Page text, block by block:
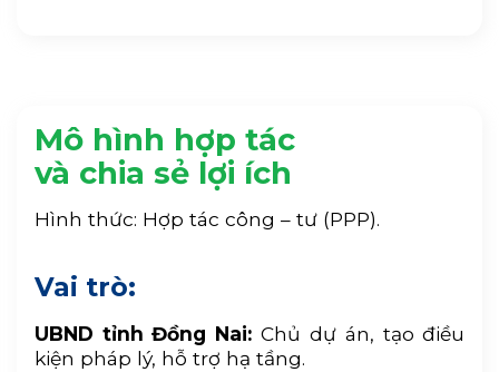
Mô hình hợp tác
và chia sẻ lợi ích
Hình thức: Hợp tác công – tư (PPP).
Vai trò:
UBND tỉnh Đồng Nai: Chủ dự án, tạo điều
kiện pháp lý, hỗ trợ hạ tầng.